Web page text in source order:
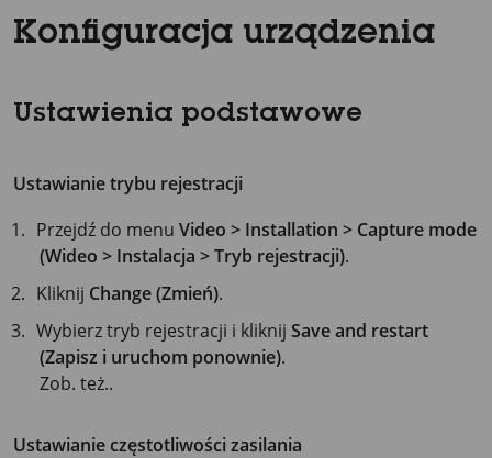
Konfiguracja urządzenia
Ustawienia podstawowe
Ustawianie trybu rejestracji
Przejdź do menuVideo > Installation > Capture mode
(Wideo > Instalacja > Tryb rejestracji).
Kliknij Change (Zmień).
Wybierz tryb rejestracji i kliknijSave and restart
(Zapisz i uruchom ponownie).
Zob. też..
Ustawianie częstotliwości zasilania